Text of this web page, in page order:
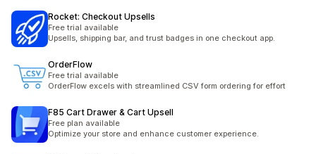
Rocket: Checkout Upsells
Free trial available
Upsells, shipping bar, and trust badges in one checkout app.
OrderFlow
Free trial available
OrderFlow excels with streamlined CSV form ordering for effort
F85 Cart Drawer & Cart Upsell
Free plan available
Optimize your store and enhance customer experience.